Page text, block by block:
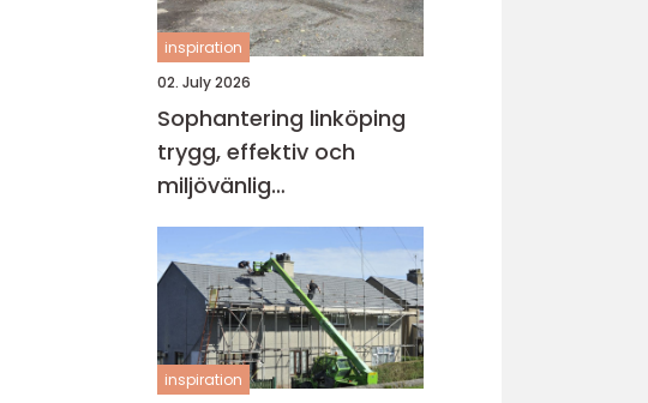
inspiration
02. July 2026
Sophantering linköping
trygg, effektiv och
miljövänlig
avfallshantering
inspiration